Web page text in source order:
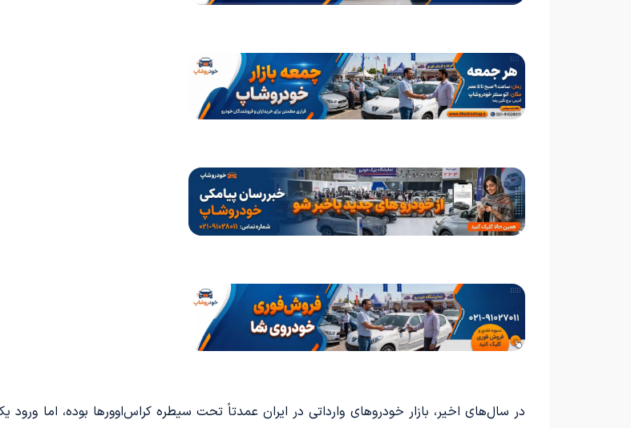
در سال‌های اخیر، بازار خودروهای وارداتی در ایران عمدتاً تحت سیطره کراس‌اوورها بوده، اما